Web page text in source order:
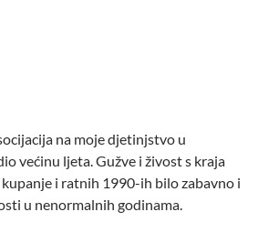
na moje djetinjstvo u
većinu ljeta. Gužve i živost s kraja
i ratnih 1990-ih bilo zabavno i
u nenormalnih godinama.